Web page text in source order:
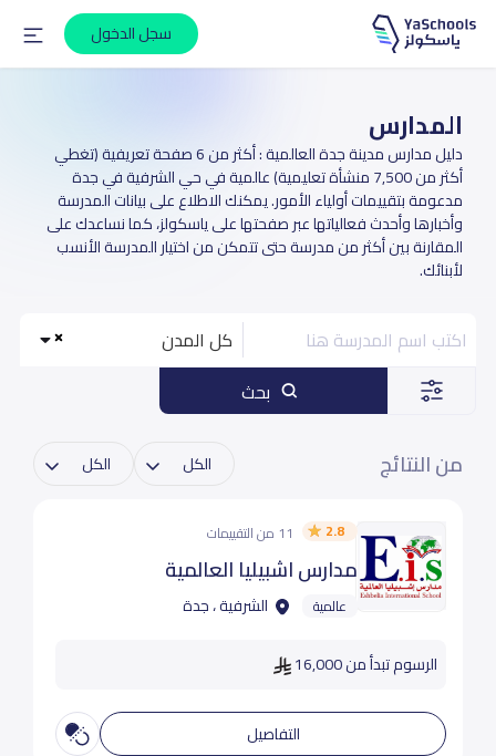
سجل الدخول
المدارس
دليل مدارس مدينة جدة العالمية : أكثر من 6 صفحة تعريفية (تغطي
أكثر من 7,500 منشأة تعليمية) عالمية في حي الشرفية في جدة
مدعومة بتقييمات أولياء الأمور. يمكنك الاطلاع على بيانات المدرسة
وأخبارها وأحدث فعالياتها عبر صفحتها على ياسكولز، كما نساعدك على
المقارنة بين أكثر من مدرسة حتى تتمكن من اختيار المدرسة الأنسب
لأبنائك.
كل المدن
من النتائج
2.8 11 من التقييمات
مدارس اشبيليا العالمية
عالمية الشرفية ، جدة
الرسوم تبدأ من 16,000
التفاصيل